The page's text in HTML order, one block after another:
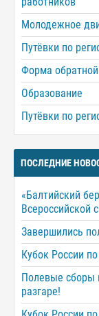
Молодежное
Путёвки по
Форма обратной
Образование
Путёвки по
ПОСЛЕДНИЕ
«Балтийский
Всероссийской
Завершились
Кубок России
Полевые сборы
разгаре!